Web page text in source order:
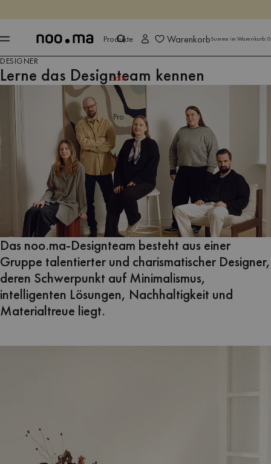
Jetzt shoppen
Produkte
Sale
Pro
Mehr
WarenkorbSumme im Warenkorb:0
DESIGNER
Lerne das Designteam kennen
Das noo.ma-Designteam besteht aus einer
Gruppe talentierter und charismatischer Designer,
deren Schwerpunkt auf Minimalismus,
intelligenten Lösungen, Nachhaltigkeit und
Materialtreue liegt.